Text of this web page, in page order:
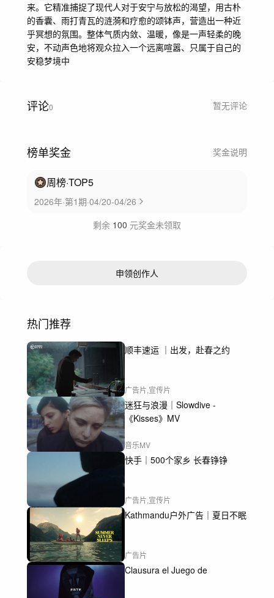
来。它精准捕捉了现代人对于安宁与放松的渴望，用古朴
的香囊、雨打青瓦的涟漪和疗愈的颂钵声，营造出一种近
乎冥想的氛围。整体气质内敛、温暖，像是一声轻柔的晚
安，不动声色地将观众拉入一个远离喧嚣、只属于自己的
安稳梦境中
评论0 暂无评论
榜单奖金 奖金说明
周榜·TOP5
2026年·第1期·04/20-04/26
剩余 100 元奖金未领取
申领创作人
热门推荐
顺丰速运 ｜出发，赴春之约
广告片,宣传片
迷狂与浪漫｜Slowdive -
《Kisses》MV
音乐MV
快手｜500个家乡 长春铮铮
广告片,宣传片
Kathmandu户外广告｜夏日不眠
广告片
Clausura el Juego de